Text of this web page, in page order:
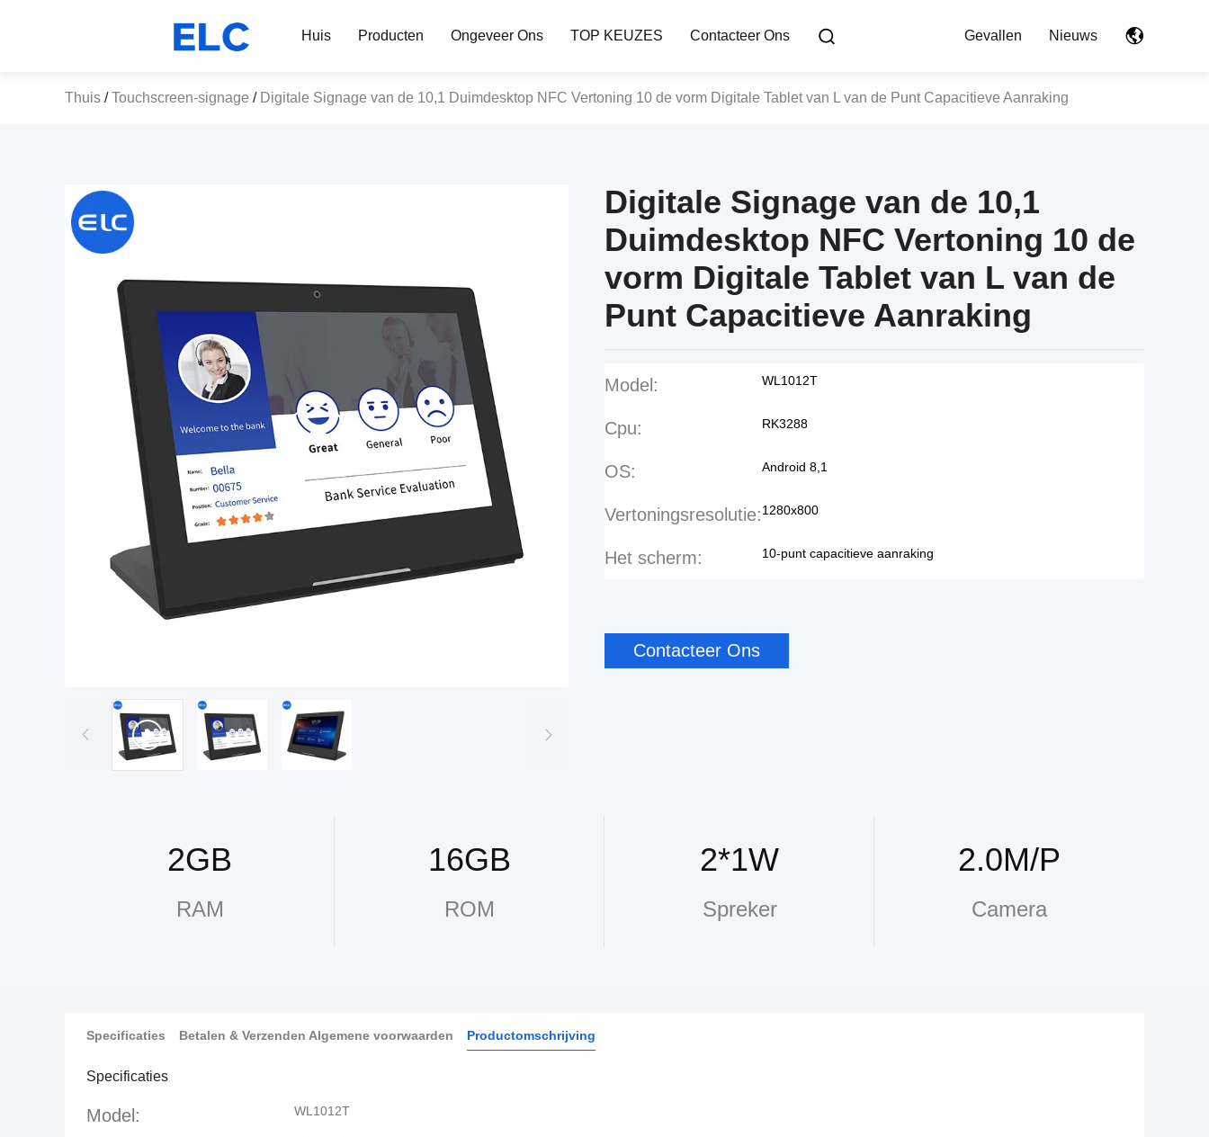
Huis Producten Ongeveer Ons TOP KEUZES Contacteer Ons Gevallen Nieuws
Thuis / Touchscreen-signage / Digitale Signage van de 10,1 Duimdesktop NFC Vertoning 10 de vorm Digitale Tablet van L van de Punt Capacitieve Aanraking
Digitale Signage van de 10,1
Duimdesktop NFC Vertoning 10 de
vorm Digitale Tablet van L van de
Punt Capacitieve Aanraking
Model: WL1012T
Cpu: RK3288
OS: Android 8,1
Vertoningsresolutie:1280x800
Het scherm: 10-punt capacitieve aanraking
Contacteer Ons
2GB
RAM
16GB
ROM
2*1W
Spreker
2.0M/P
Camera
Specificaties Betalen & Verzenden Algemene voorwaarden Productomschrijving
Specificaties
Model: WL1012T